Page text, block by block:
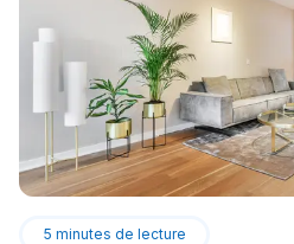
5 minutes de lecture